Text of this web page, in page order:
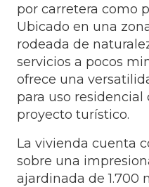
por carretera como
Ubicado en una
rodeada de
servicios a pocos
ofrece una
para uso
proyecto turístico.
La vivienda cuenta
sobre una
ajardinada de 1.700